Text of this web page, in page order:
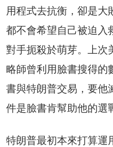
用程式去抗衡，卻是大
都不會希望自己被迫入
對手扼殺於萌芽。上次
略師曾利用臉書搜得的
書與特朗普交易，要他
件是臉書肯幫助他的選
特朗普最初本來打算運